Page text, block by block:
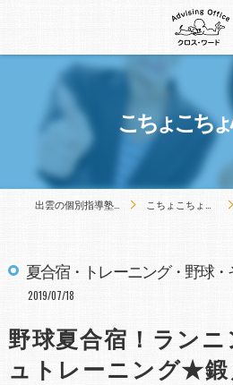
こちょこち
出雲の個別指導塾ARCA12 こちょこちょ心理学
夏合宿・トレーニング・野球・
2019/07/18
野球夏合宿！ラン
ュトレーニング★